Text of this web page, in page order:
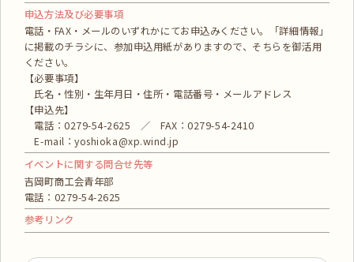
申込方法及び必要事項
電話・FAX・メールのいずれかにてお申込みください。「詳細情報」
に掲載のチラシに、参加申込用紙がありますので、そちらを御活用
ください。
【必要事項】
氏名・性別・生年月日・住所・電話番号・メールアドレス
【申込先】
電話：0279-54-2625 ／ FAX：0279-54-2410
E-mail：yoshioka@xp.wind.jp
イベントに関する問合せ先等
吉岡町商工会青年部
電話：0279-54-2625
参考リンク